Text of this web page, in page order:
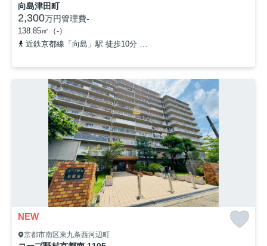
向島津田町
2,300万円管理費-
138.85㎡（-）
近鉄京都線「向島」駅 徒歩10分
NEW
京都市南区東九条西河辺町